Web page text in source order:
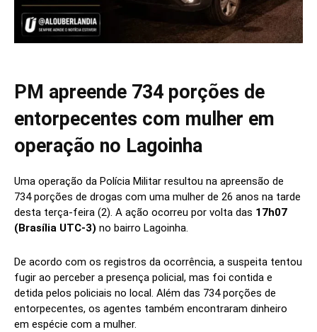
PM apreende 734 porções de
entorpecentes com mulher em
operação no Lagoinha
Uma operação da Polícia Militar resultou na apreensão de
734 porções de drogas com uma mulher de 26 anos na tarde
desta terça-feira (2). A ação ocorreu por volta das 17h07
(Brasília UTC-3) no bairro Lagoinha.
De acordo com os registros da ocorrência, a suspeita tentou
fugir ao perceber a presença policial, mas foi contida e
detida pelos policiais no local. Além das 734 porções de
entorpecentes, os agentes também encontraram dinheiro
em espécie com a mulher.